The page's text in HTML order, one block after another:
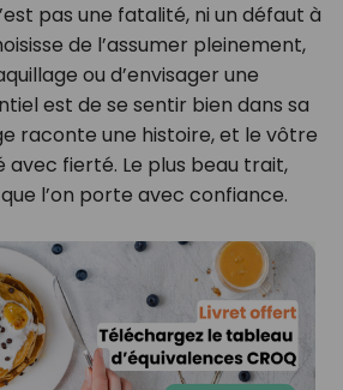
pas une fatalité, ni un défaut à
de l’assumer pleinement,
ou d’envisager une
est de se sentir bien dans sa
raconte une histoire, et le vôtre
fierté. Le plus beau trait,
l’on porte avec confiance.